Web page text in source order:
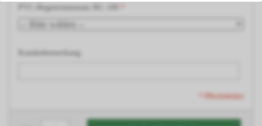
PVC-Regenrinnensatz RG 100
Kundenbemerkung
* Pflichtfelder